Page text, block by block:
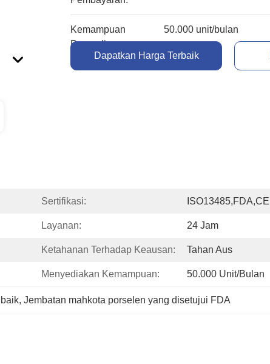
Kemampuan
Penyediaan:
50.000 unit/bulan
Dapatkan Harga Terbaik
Sertifikasi: ISO13485,FDA,CE
Layanan: 24 Jam
Ketahanan Terhadap Keausan: Tahan Aus
Menyediakan Kemampuan: 50.000 Unit/bulan
, Jembatan mahkota porselen yang disetujui FDA